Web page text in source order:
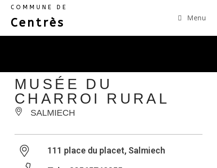
COMMUNE DE
Centrès Menu
MUSÉE DU
CHARROI RURAL
SALMIECH
111 place du placet, Salmiech